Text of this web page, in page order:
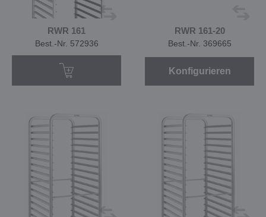
RWR 161
Best.-Nr. 572936
RWR 161-20
Best.-Nr. 369665
Konfigurieren